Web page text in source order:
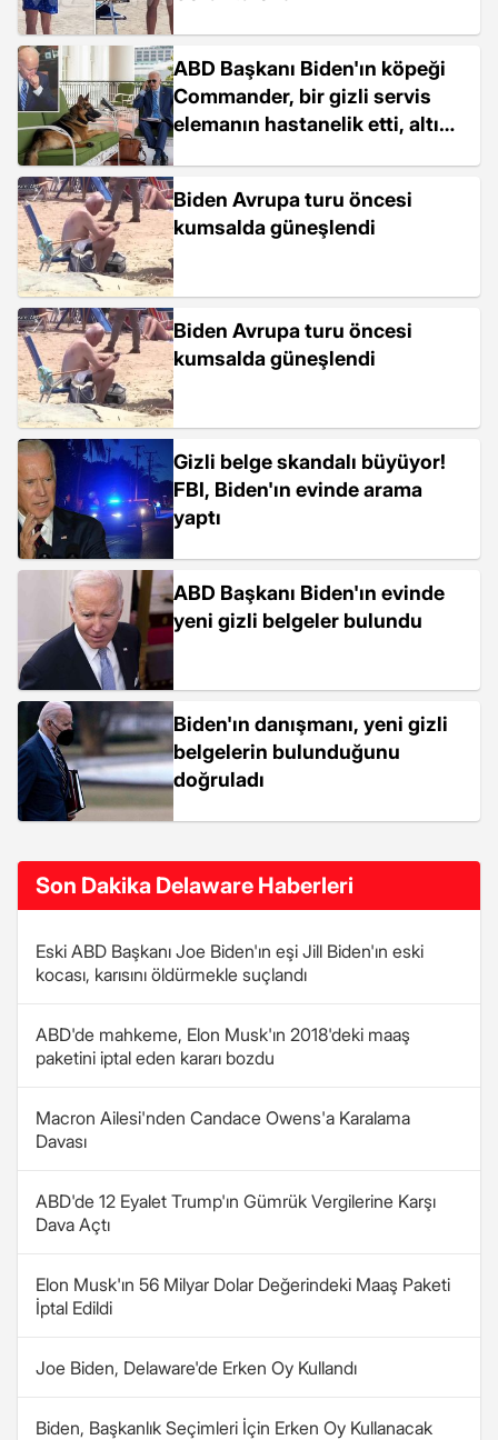
ABD Başkanı Biden'ın köpeği
Commander, bir gizli servis
elemanın hastanelik etti, altı
Biden Avrupa turu öncesi
kumsalda güneşlendi
Biden Avrupa turu öncesi
kumsalda güneşlendi
Gizli belge skandalı büyüyor!
FBI, Biden'ın evinde arama
yaptı
ABD Başkanı Biden'ın evinde
yeni gizli belgeler bulundu
Biden'ın danışmanı, yeni gizli
belgelerin bulunduğunu
doğruladı
Son Dakika Delaware Haberleri
Eski ABD Başkanı Joe Biden'ın eşi Jill Biden'ın eski
kocası, karısını öldürmekle suçlandı
ABD'de mahkeme, Elon Musk'ın 2018'deki maaş
paketini iptal eden kararı bozdu
Macron Ailesi'nden Candace Owens'a Karalama
Davası
ABD'de 12 Eyalet Trump'ın Gümrük Vergilerine Karşı
Dava Açtı
Elon Musk'ın 56 Milyar Dolar Değerindeki Maaş Paketi
İptal Edildi
Joe Biden, Delaware'de Erken Oy Kullandı
Biden, Başkanlık Seçimleri İçin Erken Oy Kullanacak